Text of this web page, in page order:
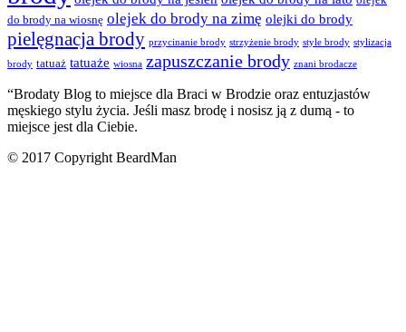
do brody na wiosnę olejek do brody na zimę olejki do brody
pielęgnacja brody przycinanie brody strzyżenie brody style brody stylizacja
brody tatuaż tatuaże wiosna zapuszczanie brody znani brodacze
“Brodaty Blog to miejsce dla Braci w Brodzie oraz entuzjastów
męskiego stylu życia. Jeśli masz brodę i nosisz ją z dumą - to
miejsce jest dla Ciebie.
© 2017 Copyright BeardMan